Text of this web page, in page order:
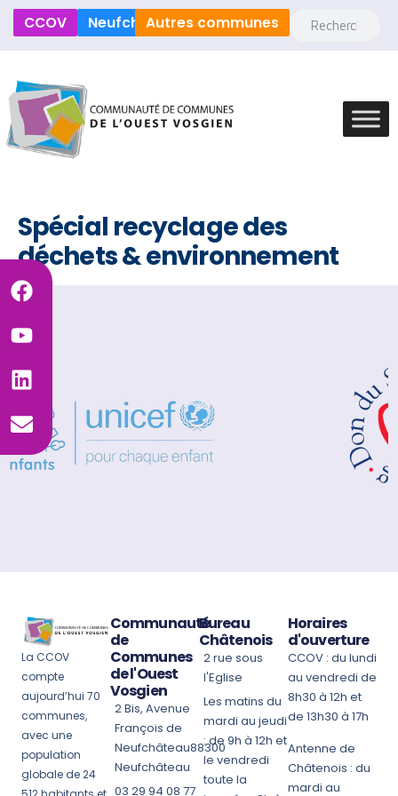
CCOV NeufchâteauAutres communes
Spécial recyclage des
déchets & environnement
La CCOV
compte
aujourd’hui 70
communes,
avec une
population
globale de 24
Communauté
de
Communes
de l'Ouest
Vosgien
2 Bis, Avenue
François de
Neufchâteau88300
Neufchâteau
03 29 94 08 77
Bureau
Châtenois
2 rue sous
l'Eglise
Les matins du
mardi au jeudi
: de 9h à 12h et
le vendredi
toute la
Horaires
d'ouverture
CCOV : du lundi
au vendredi de
8h30 à 12h et
de 13h30 à 17h
Antenne de
Châtenois : du
mardi au